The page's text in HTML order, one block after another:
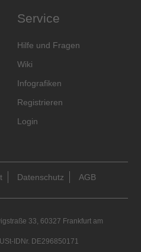
Service
Hilfe und Fragen
Wiki
Infografiken
Registrieren
Login
Datenschutz AGB
33, 60327 Frankfurt am
IDNr. DE296850171